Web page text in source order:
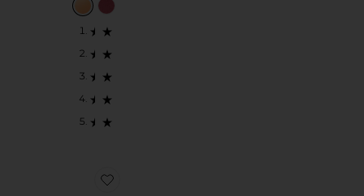
Favorite BESO BALM ULTRA-HYDRATING LIP MASK